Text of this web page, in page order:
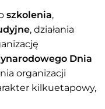
szkolenia,
, działania
Dnia
organizacji
kilkuetapowy,